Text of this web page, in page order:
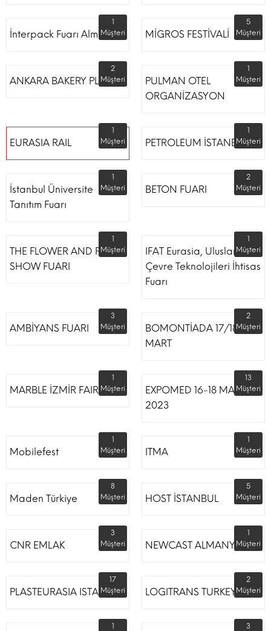
İnterpack Fuarı Almanya
1
Müşteri
MİGROS FESTİVALİ
5
Müşteri
ANKARA BAKERY PLUS
2
Müşteri
PULMAN OTEL
ORGANİZASYON
1
Müşteri
EURASIA RAIL
1
Müşteri
PETROLEUM İSTANBUL
1
Müşteri
İstanbul Üniversite
Tanıtım Fuarı
1
Müşteri
BETON FUARI
2
Müşteri
THE FLOWER AND PLANT
SHOW FUARI
1
Müşteri
IFAT Eurasia, Uluslararası
Çevre Teknolojileri İhtisas
Fuarı
1
Müşteri
AMBİYANS FUARI
3
Müşteri
BOMONTİADA 17/18
MART
2
Müşteri
MARBLE İZMİR FAIR
1
Müşteri
EXPOMED 16-18 MART
2023
13
Müşteri
Mobilefest
1
Müşteri
ITMA
1
Müşteri
Maden Türkiye
8
Müşteri
HOST İSTANBUL
5
Müşteri
CNR EMLAK
3
Müşteri
NEWCAST ALMANYA
1
Müşteri
PLASTEURASIA ISTANBUL
17
Müşteri
LOGITRANS TURKEY
2
Müşteri
1
3